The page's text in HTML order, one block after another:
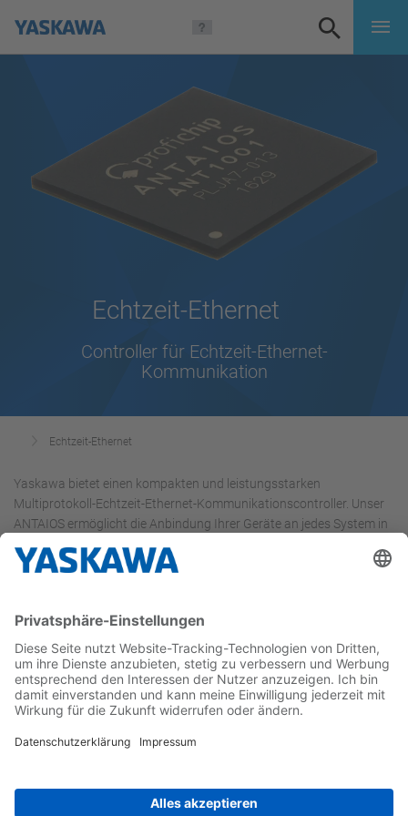
Echtzeit-Ethernet
Controller für Echtzeit-Ethernet-
Kommunikation
Echtzeit-Ethernet
Yaskawa bietet einen kompakten und leistungsstarken
Multiprotokoll-Echtzeit-Ethernet-Kommunikationscontroller. Unser
ANTAIOS ermöglicht die Anbindung Ihrer Geräte an jedes System in